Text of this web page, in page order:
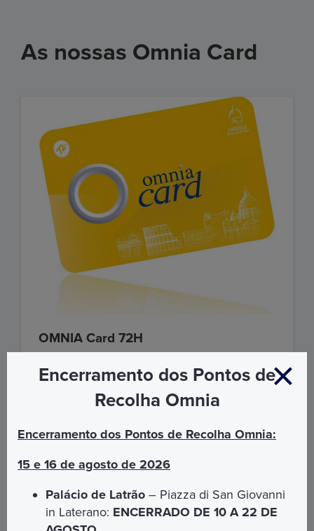
As nossas Omnia Card
OMNIA Card 72H
a todos os serviços e tesouros da cidade, em um
Vaticano e à Capela Sistina , ao transporte público,
Coliseue aGaleria Borghese, e muito mais.
€ 149,00
DESCUBRA MAIS
Encerramento dos Pontos de
Recolha Omnia
Encerramento dos Pontos de Recolha Omnia:
15 e 16 de agosto de 2026
Palácio de Latrão – Piazza di San Giovanni
in Laterano: ENCERRADO DE 10 A 22 DE